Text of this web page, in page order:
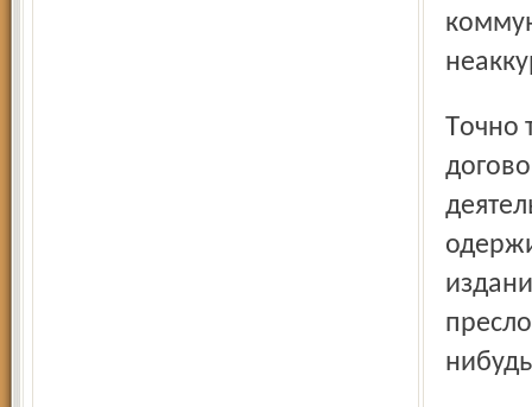
Точно так же складывается ситуация с работой по